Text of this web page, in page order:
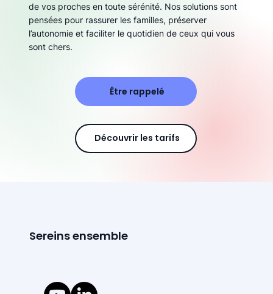
de vos proches en toute sérénité. Nos solutions sont
pensées pour rassurer les familles, préserver
l’autonomie et faciliter le quotidien de ceux qui vous
sont chers.
Être rappelé
Découvrir les tarifs
Sereins ensemble